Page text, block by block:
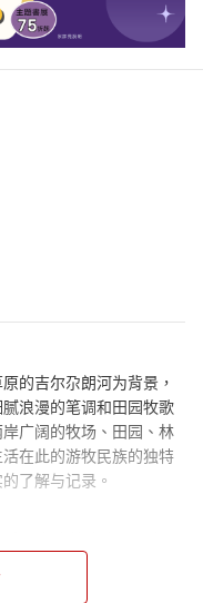
的吉尔尕朗河为背景，
浪漫的笔调和田园牧歌
广阔的牧场、田园、林
在此的游牧民族的独特
了解与记录。
于《中国作家》《花
说《出塞书》，长篇散